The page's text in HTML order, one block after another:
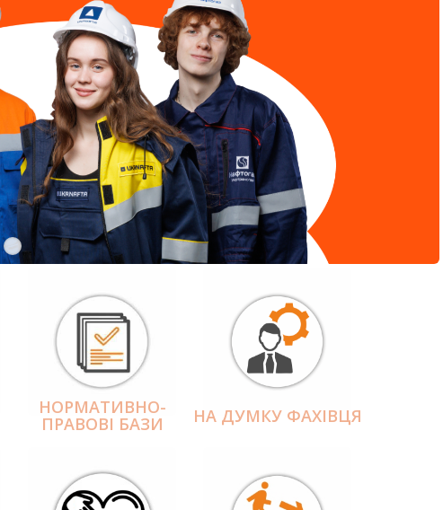
НОРМАТИВНО-
ПРАВОВІ БАЗИ НА ДУМКУ ФАХІВЦЯ